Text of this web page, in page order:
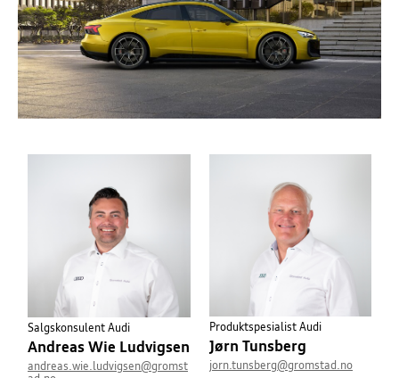
Salgskonsulent Audi
Andreas Wie Ludvigsen
andreas.wie.ludvigsen@gromst
Produktspesialist Audi
Jørn Tunsberg
jorn.tunsberg@gromstad.no